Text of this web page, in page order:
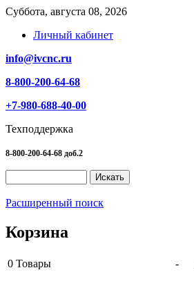
Суббота, августа 08, 2026
Личный кабинет
info@ivcnc.ru
8-800-200-64-68
+7-980-688-40-00
Техподдержка
8-800-200-64-68 доб.2
Расширенный поиск
Корзина
0 Товары -